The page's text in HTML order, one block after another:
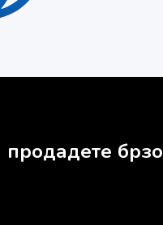
продадете брзо